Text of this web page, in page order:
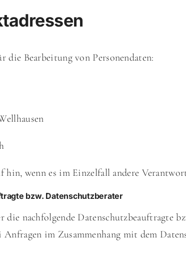
die Bearbeitung von Personendaten:
hin, wenn es im Einzelfall andere
bzw. Datenschutzberater
die nachfolgende Datenschutzbeauftragte
Anfragen im Zusammenhang mit dem